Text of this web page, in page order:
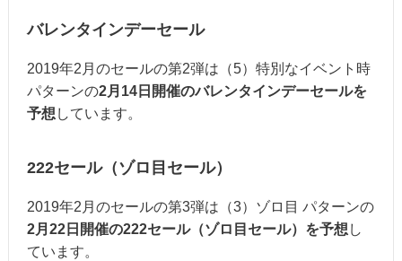
バレンタインデーセール
2019年2月のセールの第2弾は（5）特別なイベント時
パターンの2月14日開催のバレンタインデーセールを
予想 しています。
222セール（ゾロ目セール）
2019年2月のセールの第3弾は（3）ゾロ目 パターンの
2月22日開催の222セール（ゾロ目セール）を予想 し
ています。